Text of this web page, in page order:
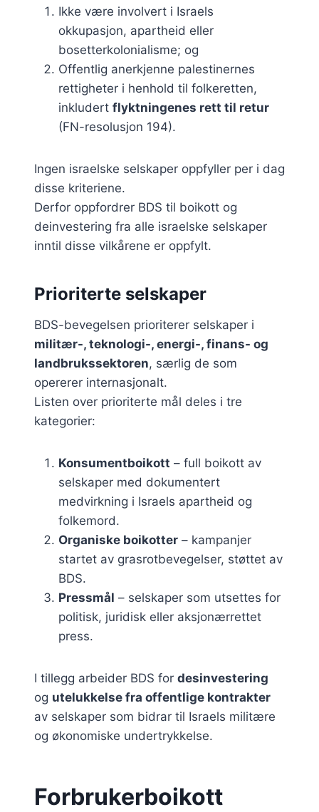
Ikke være involvert i Israels
okkupasjon, apartheid eller
bosetterkolonialisme; og
Offentlig anerkjenne palestinernes
rettigheter i henhold til folkeretten,
inkludert flyktningenes rett til retur
(FN-resolusjon 194).
Ingen israelske selskaper oppfyller per i dag
disse kriteriene.
Derfor oppfordrer BDS til boikott og
deinvestering fra alle israelske selskaper
inntil disse vilkårene er oppfylt.
Prioriterte selskaper
BDS-bevegelsen prioriterer selskaper i
militær-, teknologi-, energi-, finans- og
landbrukssektoren, særlig de som
opererer internasjonalt.
Listen over prioriterte mål deles i tre
kategorier:
Konsumentboikott – full boikott av
selskaper med dokumentert
medvirkning i Israels apartheid og
folkemord.
Organiske boikotter – kampanjer
startet av grasrotbevegelser, støttet av
BDS.
Pressmål – selskaper som utsettes for
politisk, juridisk eller aksjonærrettet
press.
I tillegg arbeider BDS for desinvestering
og utelukkelse fra offentlige kontrakter
av selskaper som bidrar til Israels militære
og økonomiske undertrykkelse.
Forbrukerboikott